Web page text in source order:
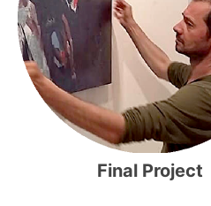
Final Project